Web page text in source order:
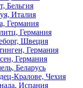
Бельгия
Италия
Германия
Германия
Швеция
Германия
Германия
Беларусь
Кралове, Чехия
Испания